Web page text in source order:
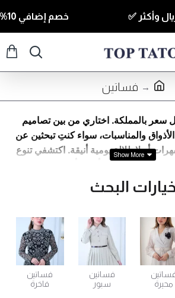
خصم إضافي 10% للقطع الي قيمتها 350 ريال وأكثر كود ( T10 ) ✅
فساتين
سعر بالمملكة. اختاري من بين تصاميم
والمناسبات، سواء كنتِ تبحثين عن
أو لإطلالة يومية أنيقة. اكتشفي تنوع
إطلالاتك مع فساتين تعكس شخصيتك
البحث
محيرة
فساتين
سبور
فساتين
فاخرة